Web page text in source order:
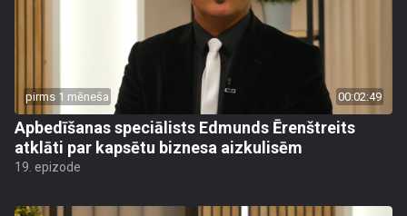
pirms 1 mēneša 00:02:49
Apbedīšanas speciālists Edmunds Ērenštreits
atklāti par kapsētu biznesa aizkulisēm
19. epizode